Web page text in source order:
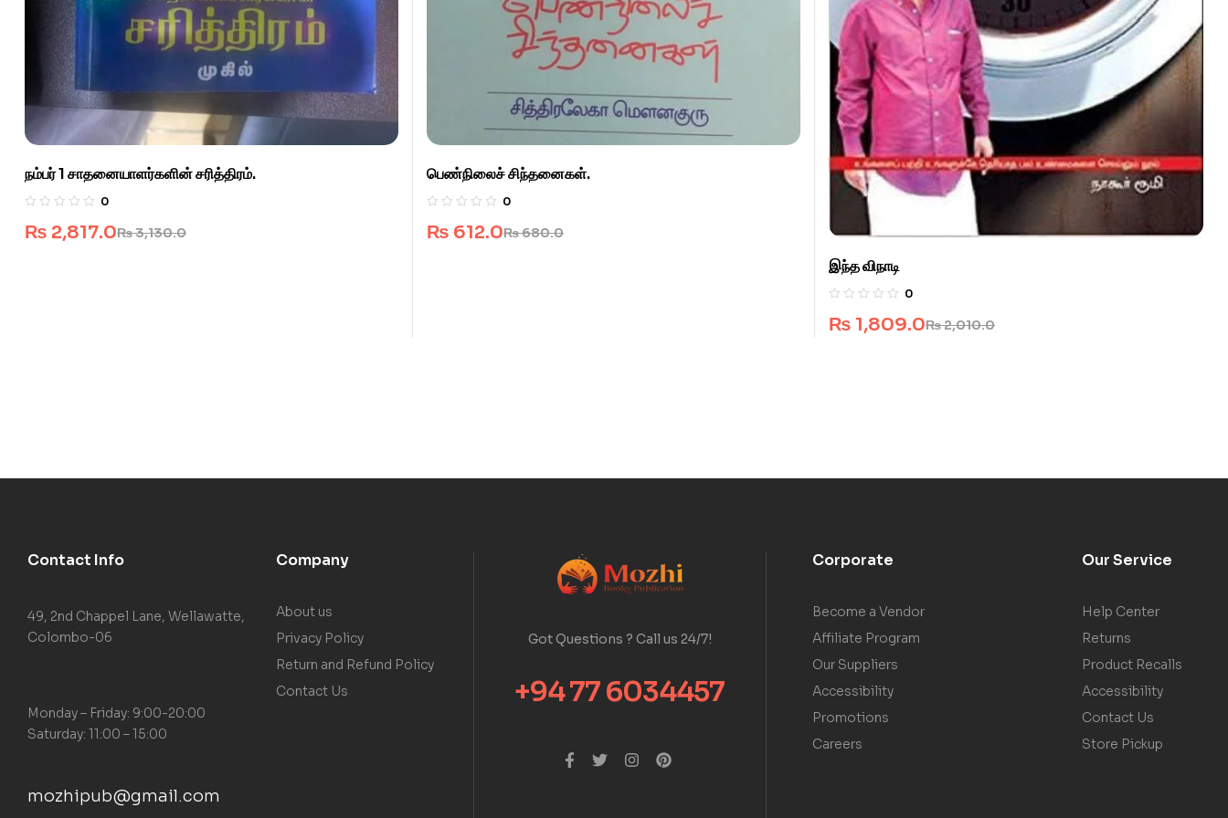
நம்பர் 1 சாதனையாளர்களின் சரித்திரம்.
0
₨3,130.0
₨ 2,817.0
பெண்நிலைச் சிந்தனைகள்.
0
₨680.0
₨ 612.0
இந்த விநாடி
0
₨2,010.0
₨ 1,809.0
Contact Info
49, 2nd Chappel Lane, Wellawatte,
Colombo-06
Monday – Friday: 9:00-20:00
Saturday: 11:00 – 15:00
mozhipub@gmail.com
Company
About us
Privacy Policy
Return and Refund Policy
Contact Us
Got Questions ? Call us 24/7!
+94 77 6034457
Corporate
Become a Vendor
Affiliate Program
Our Suppliers
Accessibility
Promotions
Careers
Our Service
Help Center
Returns
Product Recalls
Accessibility
Contact Us
Store Pickup